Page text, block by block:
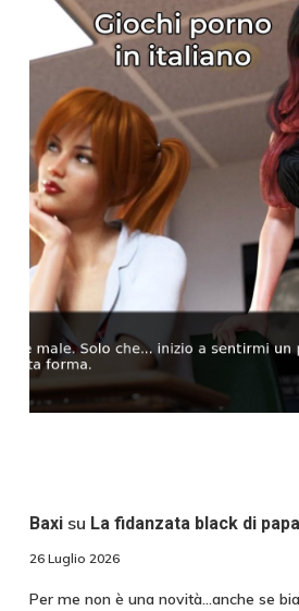
Baxisu La fidanzata black di
26 Luglio 2026
Per me non è una novità...anche se